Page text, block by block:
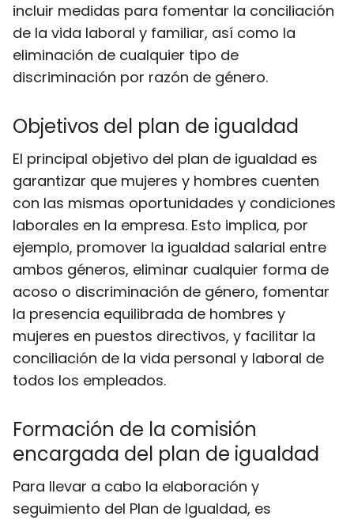
incluir medidas para fomentar la conciliación
de la vida laboral y familiar, así como la
eliminación de cualquier tipo de
discriminación por razón de género.
Objetivos del plan de igualdad
El principal objetivo del plan de igualdad es
garantizar que mujeres y hombres cuenten
con las mismas oportunidades y condiciones
laborales en la empresa. Esto implica, por
ejemplo, promover la igualdad salarial entre
ambos géneros, eliminar cualquier forma de
acoso o discriminación de género, fomentar
la presencia equilibrada de hombres y
mujeres en puestos directivos, y facilitar la
conciliación de la vida personal y laboral de
todos los empleados.
Formación de la comisión
encargada del plan de igualdad
Para llevar a cabo la elaboración y
seguimiento del Plan de Igualdad, es